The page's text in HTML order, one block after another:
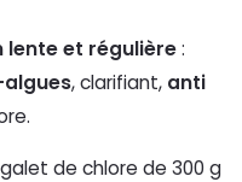
lente et régulière:
, clarifiant, anti
de chlore de 300 g